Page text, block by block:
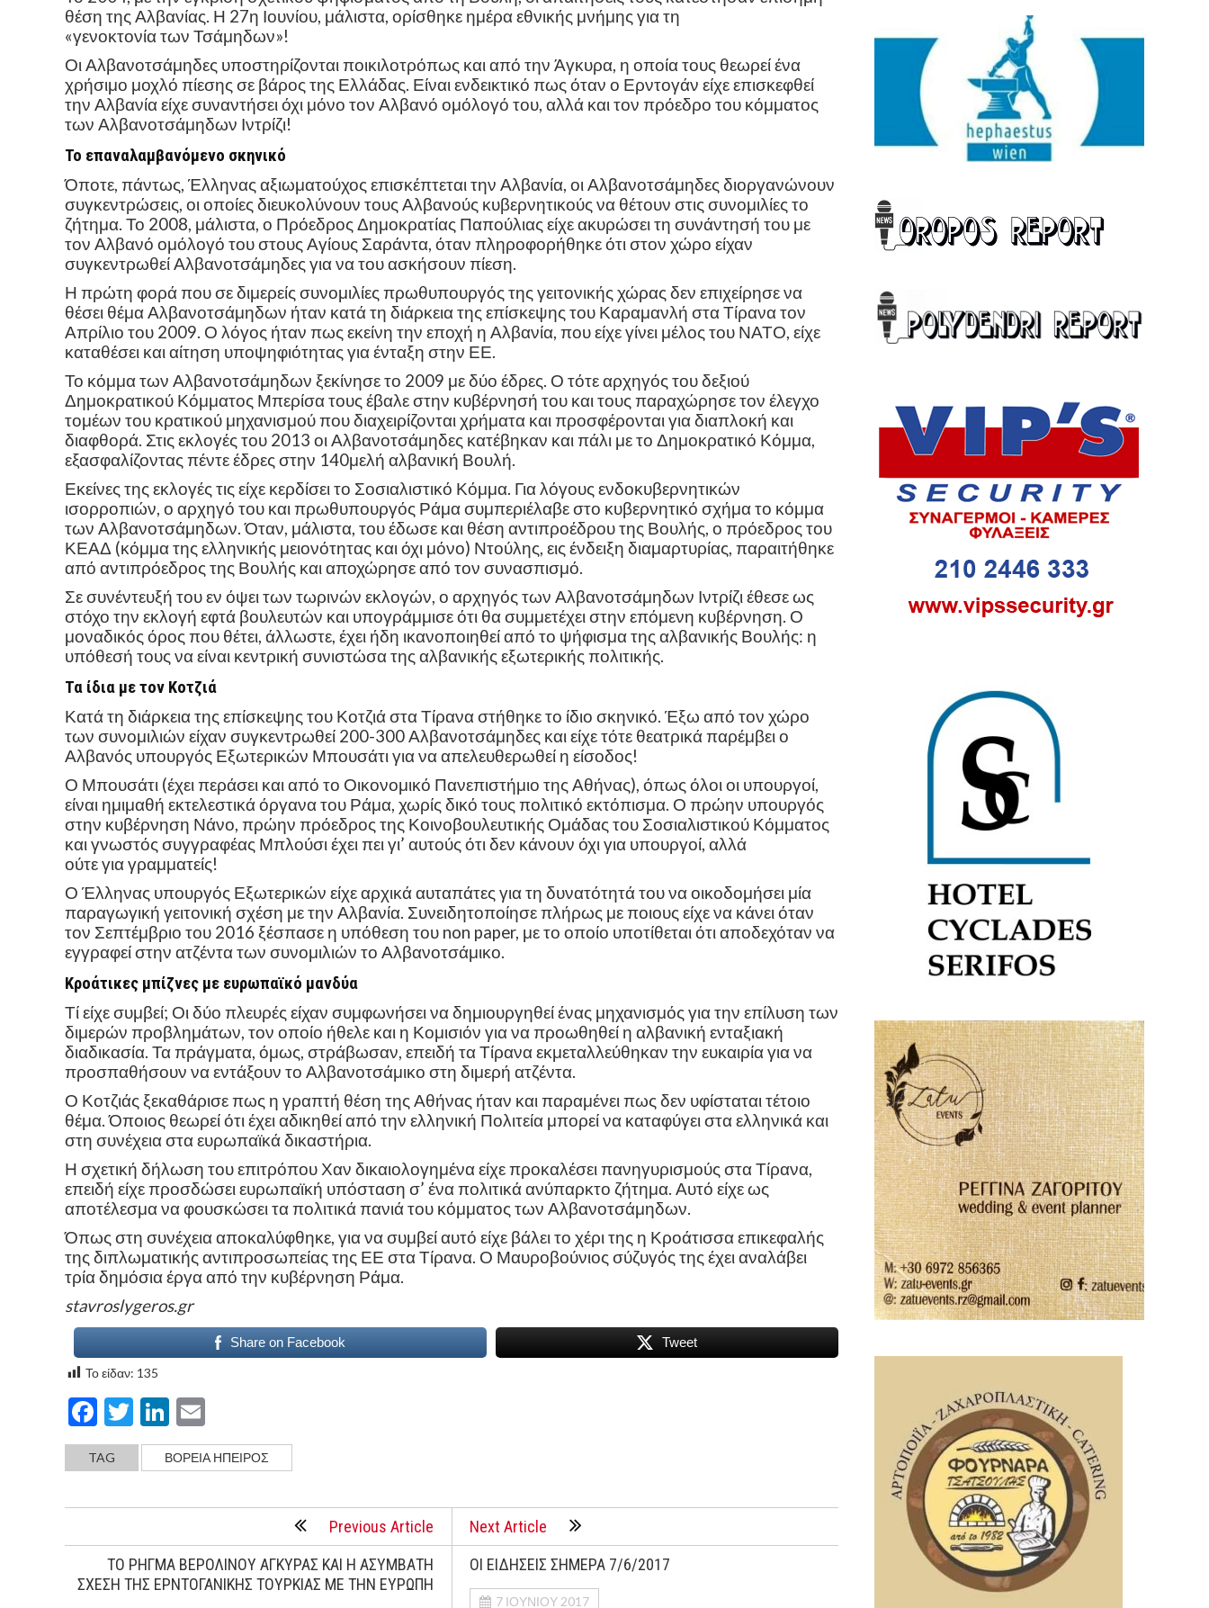
θέση της Αλβανίας. Η 27η Ιουνίου, μάλιστα, ορίσθηκε ημέρα εθνικής μνήμης για τη
«γενοκτονία των Τσάμηδων»!
Οι Αλβανοτσάμηδες υποστηρίζονται ποικιλοτρόπως και από την Άγκυρα, η οποία τους θεωρεί ένα
χρήσιμο μοχλό πίεσης σε βάρος της Ελλάδας. Είναι ενδεικτικό πως όταν ο Ερντογάν είχε επισκεφθεί
την Αλβανία είχε συναντήσει όχι μόνο τον Αλβανό ομόλογό του, αλλά και τον πρόεδρο του κόμματος
των Αλβανοτσάμηδων Ιντρίζι!
Το επαναλαμβανόμενο σκηνικό
Όποτε, πάντως, Έλληνας αξιωματούχος επισκέπτεται την Αλβανία, οι Αλβανοτσάμηδες διοργανώνουν
συγκεντρώσεις, οι οποίες διευκολύνουν τους Αλβανούς κυβερνητικούς να θέτουν στις συνομιλίες το
ζήτημα. Το 2008, μάλιστα, ο Πρόεδρος Δημοκρατίας Παπούλιας είχε ακυρώσει τη συνάντησή του με
τον Αλβανό ομόλογό του στους Αγίους Σαράντα, όταν πληροφορήθηκε ότι στον χώρο είχαν
συγκεντρωθεί Αλβανοτσάμηδες για να του ασκήσουν πίεση.
Η πρώτη φορά που σε διμερείς συνομιλίες πρωθυπουργός της γειτονικής χώρας δεν επιχείρησε να
θέσει θέμα Αλβανοτσάμηδων ήταν κατά τη διάρκεια της επίσκεψης του Καραμανλή στα Τίρανα τον
Απρίλιο του 2009. Ο λόγος ήταν πως εκείνη την εποχή η Αλβανία, που είχε γίνει μέλος του ΝΑΤΟ, είχε
καταθέσει και αίτηση υποψηφιότητας για ένταξη στην ΕΕ.
Το κόμμα των Αλβανοτσάμηδων ξεκίνησε το 2009 με δύο έδρες. Ο τότε αρχηγός του δεξιού
Δημοκρατικού Κόμματος Μπερίσα τους έβαλε στην κυβέρνησή του και τους παραχώρησε τον έλεγχο
τομέων του κρατικού μηχανισμού που διαχειρίζονται χρήματα και προσφέρονται για διαπλοκή και
διαφθορά. Στις εκλογές του 2013 οι Αλβανοτσάμηδες κατέβηκαν και πάλι με το Δημοκρατικό Κόμμα,
εξασφαλίζοντας πέντε έδρες στην 140μελή αλβανική Βουλή.
Εκείνες της εκλογές τις είχε κερδίσει το Σοσιαλιστικό Κόμμα. Για λόγους ενδοκυβερνητικών
ισορροπιών, ο αρχηγό του και πρωθυπουργός Ράμα συμπεριέλαβε στο κυβερνητικό σχήμα το κόμμα
των Αλβανοτσάμηδων. Όταν, μάλιστα, του έδωσε και θέση αντιπροέδρου της Βουλής, ο πρόεδρος του
ΚΕΑΔ (κόμμα της ελληνικής μειονότητας και όχι μόνο) Ντούλης, εις ένδειξη διαμαρτυρίας, παραιτήθηκε
από αντιπρόεδρος της Βουλής και αποχώρησε από τον συνασπισμό.
Σε συνέντευξή του εν όψει των τωρινών εκλογών, ο αρχηγός των Αλβανοτσάμηδων Ιντρίζι έθεσε ως
στόχο την εκλογή εφτά βουλευτών και υπογράμμισε ότι θα συμμετέχει στην επόμενη κυβέρνηση. Ο
μοναδικός όρος που θέτει, άλλωστε, έχει ήδη ικανοποιηθεί από το ψήφισμα της αλβανικής Βουλής: η
υπόθεσή τους να είναι κεντρική συνιστώσα της αλβανικής εξωτερικής πολιτικής.
Τα ίδια με τον Κοτζιά
Κατά τη διάρκεια της επίσκεψης του Κοτζιά στα Τίρανα στήθηκε το ίδιο σκηνικό. Έξω από τον χώρο
των συνομιλιών είχαν συγκεντρωθεί 200-300 Αλβανοτσάμηδες και είχε τότε θεατρικά παρέμβει ο
Αλβανός υπουργός Εξωτερικών Μπουσάτι για να απελευθερωθεί η είσοδος!
Ο Μπουσάτι (έχει περάσει και από το Οικονομικό Πανεπιστήμιο της Αθήνας), όπως όλοι οι υπουργοί,
είναι ημιμαθή εκτελεστικά όργανα του Ράμα, χωρίς δικό τους πολιτικό εκτόπισμα. Ο πρώην υπουργός
στην κυβέρνηση Νάνο, πρώην πρόεδρος της Κοινοβουλευτικής Ομάδας του Σοσιαλιστικού Κόμματος
και γνωστός συγγραφέας Μπλούσι έχει πει γι’ αυτούς ότι δεν κάνουν όχι για υπουργοί, αλλά
ούτε για γραμματείς!
Ο Έλληνας υπουργός Εξωτερικών είχε αρχικά αυταπάτες για τη δυνατότητά του να οικοδομήσει μία
παραγωγική γειτονική σχέση με την Αλβανία. Συνειδητοποίησε πλήρως με ποιους είχε να κάνει όταν
τον Σεπτέμβριο του 2016 ξέσπασε η υπόθεση του non paper, με το οποίο υποτίθεται ότι αποδεχόταν να
εγγραφεί στην ατζέντα των συνομιλιών το Αλβανοτσάμικο.
Κροάτικες μπίζνες με ευρωπαϊκό μανδύα
Τί είχε συμβεί; Οι δύο πλευρές είχαν συμφωνήσει να δημιουργηθεί ένας μηχανισμός για την επίλυση των
διμερών προβλημάτων, τον οποίο ήθελε και η Κομισιόν για να προωθηθεί η αλβανική ενταξιακή
διαδικασία. Τα πράγματα, όμως, στράβωσαν, επειδή τα Τίρανα εκμεταλλεύθηκαν την ευκαιρία για να
προσπαθήσουν να εντάξουν το Αλβανοτσάμικο στη διμερή ατζέντα.
Ο Κοτζιάς ξεκαθάρισε πως η γραπτή θέση της Αθήνας ήταν και παραμένει πως δεν υφίσταται τέτοιο
θέμα. Όποιος θεωρεί ότι έχει αδικηθεί από την ελληνική Πολιτεία μπορεί να καταφύγει στα ελληνικά και
στη συνέχεια στα ευρωπαϊκά δικαστήρια.
Η σχετική δήλωση του επιτρόπου Χαν δικαιολογημένα είχε προκαλέσει πανηγυρισμούς στα Τίρανα,
επειδή είχε προσδώσει ευρωπαϊκή υπόσταση σ’ ένα πολιτικά ανύπαρκτο ζήτημα. Αυτό είχε ως
αποτέλεσμα να φουσκώσει τα πολιτικά πανιά του κόμματος των Αλβανοτσάμηδων.
Όπως στη συνέχεια αποκαλύφθηκε, για να συμβεί αυτό είχε βάλει το χέρι της η Κροάτισσα επικεφαλής
της διπλωματικής αντιπροσωπείας της ΕΕ στα Τίρανα. Ο Μαυροβούνιος σύζυγός της έχει αναλάβει
τρία δημόσια έργα από την κυβέρνηση Ράμα.
stavroslygeros.gr
Share on Facebook
Tweet
Το είδαν: 135
Facebook
TwitterLinkedIn
TAG ΒΌΡΕΙΑ ΉΠΕΙΡΟΣ
Previous Article
ΤΟ ΡΗΓΜΑ ΒΕΡΟΛΙΝΟΥ ΑΓΚΥΡΑΣ ΚΑΙ Η ΑΣΥΜΒΑΤΗ
ΣΧΕΣΗ ΤΗΣ ΕΡΝΤΟΓΑΝΙΚΗΣ ΤΟΥΡΚΙΑΣ ΜΕ ΤΗΝ ΕΥΡΩΠΗ
Next Article
ΟΙ ΕΙΔΗΣΕΙΣ ΣΗΜΕΡΑ 7/6/2017
7 ΙΟΥΝΊΟΥ 2017